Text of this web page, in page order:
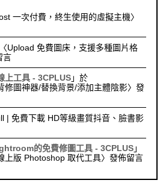
一次付費，終生使用的虛擬主機〉
Upload 免費圖床，支援多種圖片格
言
上工具 - 3CPLUS」於
修圖神器/替換背景/添加主體陰影〉發
| 免費下載 HD等級畫質抖音、臉書影
的免費修圖工具 - 3CPLUS」
上版 Photoshop 取代工具〉發佈留言